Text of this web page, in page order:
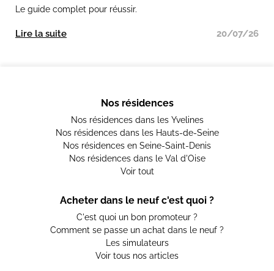
Le guide complet pour réussir.
Lire la suite 20/07/26
Nos résidences
Nos résidences dans les Yvelines
Nos résidences dans les Hauts-de-Seine
Nos résidences en Seine-Saint-Denis
Nos résidences dans le Val d'Oise
Voir tout
Acheter dans le neuf c'est quoi ?
C'est quoi un bon promoteur ?
Comment se passe un achat dans le neuf ?
Les simulateurs
Voir tous nos articles